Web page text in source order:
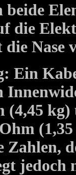
beide
die
die Nase
Ein
(4,45 kg)
Zahlen,
jedoch